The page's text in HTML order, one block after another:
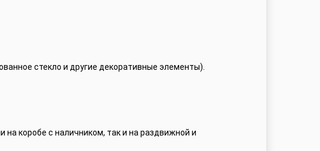
стекло и другие декоративные элементы).
коробе с наличником, так и на раздвижной и